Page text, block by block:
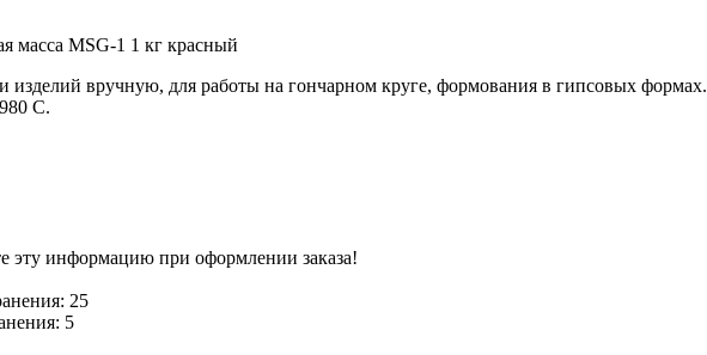
масса MSG-1 1 кг красный
изделий вручную, для работы на гончарном круге, формования в гипсовых формах.
С.
эту информацию при оформлении заказа!
25
5